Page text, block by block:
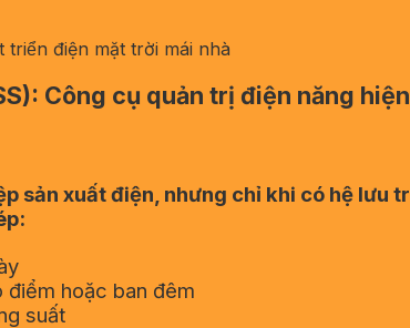
điện mặt trời mái nhà
Công cụ quản trị điện năng
sản xuất điện, nhưng chỉ khi có hệ lưu
điểm hoặc ban đêm
suất